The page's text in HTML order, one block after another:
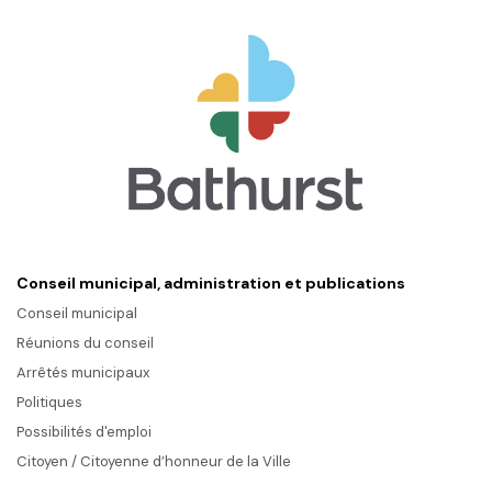
Conseil municipal, administration et publications
Conseil municipal
Réunions du conseil
Arrêtés municipaux
Politiques
Possibilités d'emploi
Citoyen / Citoyenne d’honneur de la Ville